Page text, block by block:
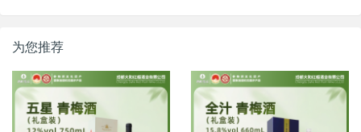
为您推荐